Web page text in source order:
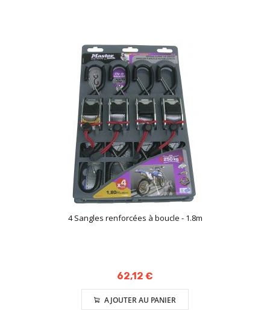
4 Sangles renforcées à boucle - 1.8m
62,12 €
AJOUTER AU PANIER